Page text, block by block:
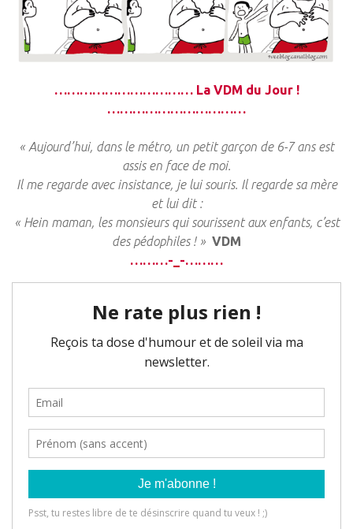
…………………………… La VDM du Jour !
……………………………
« Aujourd’hui, dans le métro, un petit garçon de 6-7 ans est
assis en face de moi.
Il me regarde avec insistance, je lui souris. Il regarde sa mère
et lui dit :
« Hein maman, les monsieurs qui sourissent aux enfants, c’est
des pédophiles ! » VDM
………-_-………